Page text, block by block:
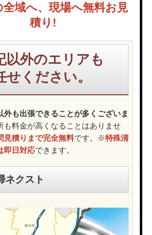
全域へ、現場へ無料お見
積り!
以外のエリアも
せください。
外も出張できることが多くございま
も料金が高くなることはありませ
見積りまで完全無料です。※特殊清
即日対応できます。
ネクスト